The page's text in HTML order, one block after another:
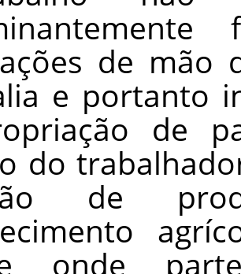
de mão
e portanto
de
do
de
onde